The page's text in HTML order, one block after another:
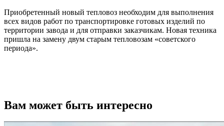
Приобретенный новый тепловоз необходим для выполнения
всех видов работ по транспортировке готовых изделий по
территории завода и для отправки заказчикам. Новая техника
пришла на замену двум старым тепловозам «советского
периода».
Вам может быть интересно